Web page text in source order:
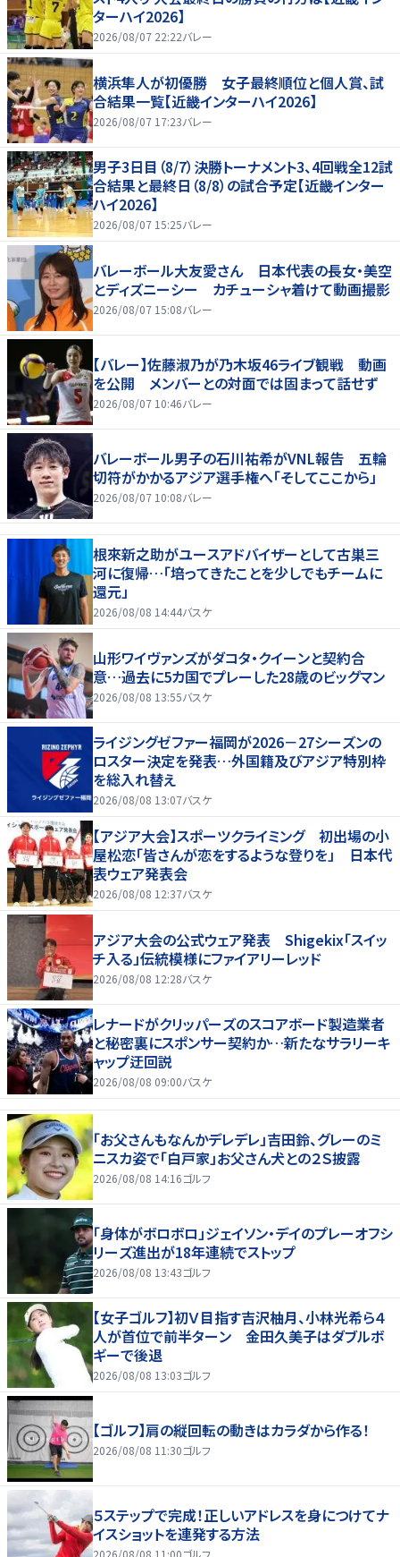
ターハイ2026】
2026/08/07 22:22バレー
横浜隼人が初優勝 女子最終順位と個人賞、試
合結果一覧【近畿インターハイ2026】
2026/08/07 17:23バレー
男子3日目（8/7）決勝トーナメント3、4回戦全12試
合結果と最終日（8/8）の試合予定【近畿インター
ハイ2026】
2026/08/07 15:25バレー
バレーボール大友愛さん 日本代表の長女・美空
とディズニーシー カチューシャ着けて動画撮影
2026/08/07 15:08バレー
【バレー】佐藤淑乃が乃木坂46ライブ観戦 動画
を公開 メンバーとの対面では固まって話せず
2026/08/07 10:46バレー
バレーボール男子の石川祐希がVNL報告 五輪
切符がかかるアジア選手権へ「そしてここから」
2026/08/07 10:08バレー
根來新之助がユースアドバイザーとして古巣三
河に復帰…「培ってきたことを少しでもチームに
還元」
2026/08/08 14:44バスケ
山形ワイヴァンズがダコタ・クイーンと契約合
意…過去に5カ国でプレーした28歳のビッグマン
2026/08/08 13:55バスケ
ライジングゼファー福岡が2026－27シーズンの
ロスター決定を発表…外国籍及びアジア特別枠
を総入れ替え
2026/08/08 13:07バスケ
【アジア大会】スポーツクライミング 初出場の小
屋松恋「皆さんが恋をするような登りを」 日本代
表ウェア発表会
2026/08/08 12:37バスケ
アジア大会の公式ウェア発表 Shigekix「スイッ
チ入る」伝統模様にファイアリーレッド
2026/08/08 12:28バスケ
レナードがクリッパーズのスコアボード製造業者
と秘密裏にスポンサー契約か‬…新たなサラリーキ
ャップ迂回説
2026/08/08 09:00バスケ
「お父さんもなんかデレデレ」吉田鈴、グレーのミ
ニスカ姿で「白戸家」お父さん犬との２Ｓ披露
2026/08/08 14:16ゴルフ
「身体がボロボロ」ジェイソン・デイのプレーオフシ
リーズ進出が18年連続でストップ
2026/08/08 13:43ゴルフ
【女子ゴルフ】初Ｖ目指す吉沢柚月、小林光希ら４
人が首位で前半ターン 金田久美子はダブルボ
ギーで後退
2026/08/08 13:03ゴルフ
【ゴルフ】肩の縦回転の動きはカラダから作る！
2026/08/08 11:30ゴルフ
５ステップで完成！正しいアドレスを身につけてナ
イスショットを連発する方法
2026/08/08 11:00ゴルフ